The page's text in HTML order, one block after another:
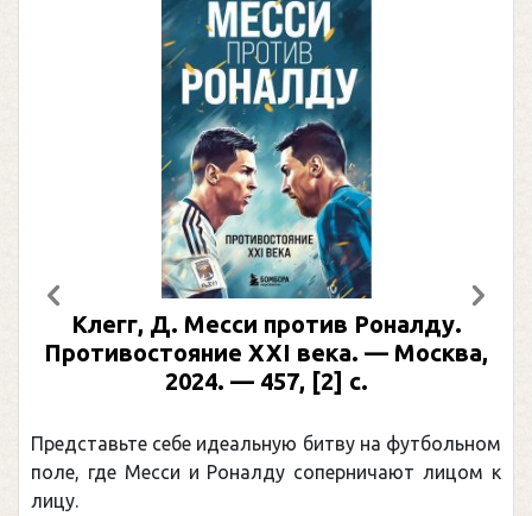
Клегг, Д. Месси против Роналду.
Противостояние XXI века. — Москва,
2024. — 457, [2] с.
Представьте себе идеальную битву на футбольном
поле, где Месси и Роналду соперничают лицом к
лицу.
Предыдущий